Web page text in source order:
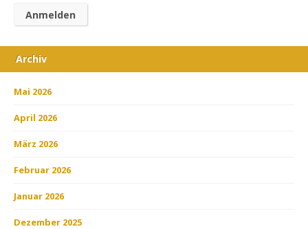
Archiv
Mai 2026
April 2026
März 2026
Februar 2026
Januar 2026
Dezember 2025